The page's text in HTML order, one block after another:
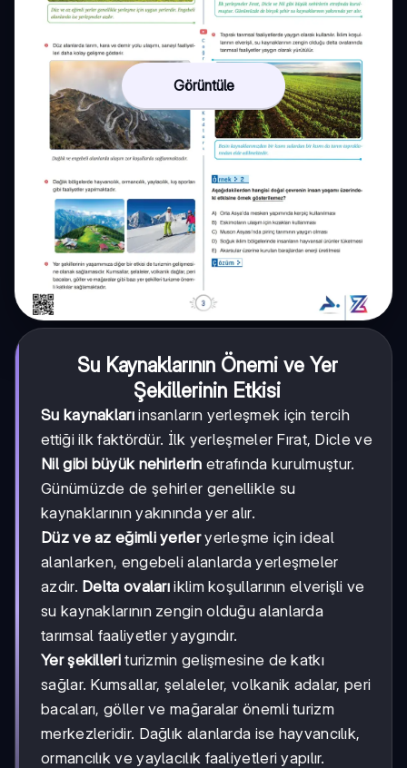
Görüntüle
Su Kaynaklarının Önemi ve Yer
Şekillerinin Etkisi
Su kaynaklarıinsanların yerleşmek için tercih
ettiği ilk faktördür. İlk yerleşmeler Fırat, Dicle ve
Nil gibi büyük nehirlerin etrafında kurulmuştur.
Günümüzde de şehirler genellikle su
kaynaklarının yakınında yer alır.
Düz ve az eğimli yerleryerleşme için ideal
alanlarken, engebeli alanlarda yerleşmeler
azdır. Delta ovaları iklim koşullarının elverişli ve
su kaynaklarının zengin olduğu alanlarda
tarımsal faaliyetler yaygındır.
Yer şekilleriturizmin gelişmesine de katkı
sağlar. Kumsallar, şelaleler, volkanik adalar, peri
bacaları, göller ve mağaralar önemli turizm
merkezleridir. Dağlık alanlarda ise hayvancılık,
ormancılık ve yaylacılık faaliyetleri yapılır.